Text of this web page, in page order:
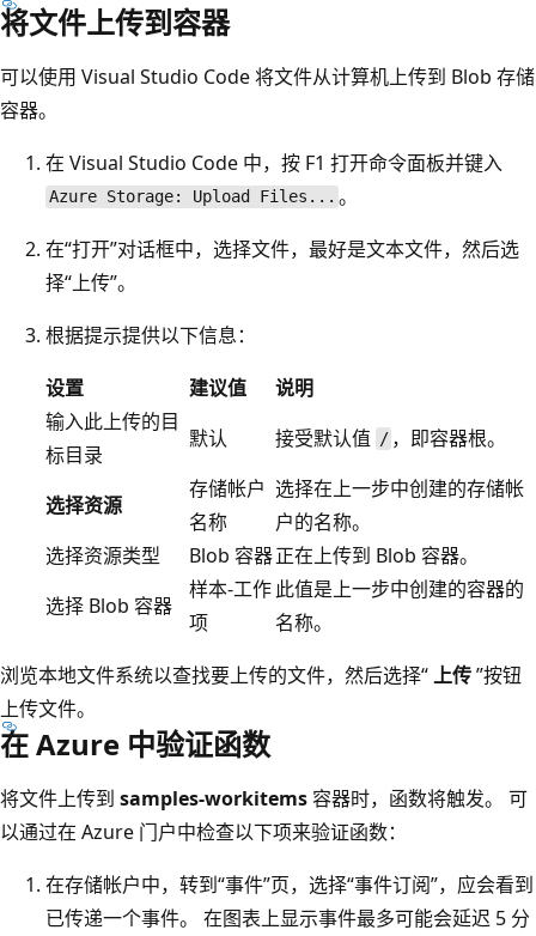
将文件上传到容器
可以使用 Visual Studio Code 将文件从计算机上传到 Blob 存储
容器。
在 Visual Studio Code 中，按 F1 打开命令面板并键入
Azure Storage: Upload Files... 。
在“打开”对话框中，选择文件，最好是文本文件，然后选
择“上传”。
根据提示提供以下信息：
设置
建议值
说明
输入此上传的目
标目录
默认 接受默认值 / ，即容器根。
选择资源
存储帐户
名称
选择在上一步中创建的存储帐
户的名称。
选择资源类型
Blob 容器正在上传到 Blob 容器。
选择 Blob 容器
样本-工作
项
此值是上一步中创建的容器的
名称。
浏览本地文件系统以查找要上传的文件，然后选择“上传”按钮
上传文件。
在 Azure 中验证函数
将文件上传到 samples-workitems 容器时，函数将触发。 可
以通过在 Azure 门户中检查以下项来验证函数：
在存储帐户中，转到“事件”页，选择“事件订阅”，应会看到
已传递一个事件。
在图表上显示事件最多可能会延迟 5 分